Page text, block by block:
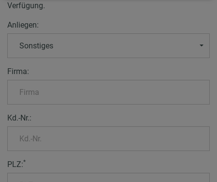
Verfügung.
Anliegen:
Sonstiges
Firma:
Kd.-Nr.:
PLZ:*